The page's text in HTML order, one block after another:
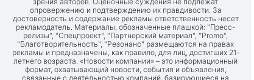
опровержению и подтверждению их правдивости. За
достоверность и содержание рекламы ответственность несет
рекламодатель. Материалы, обозначенные плашкой: "Пресс-
релизы", "Спецпроект", "Партнерский материал", "Promo",
"Благотворительность", "Резонанс" размещаются на правах
рекламы и предназначены, как правило, для лиц, достигших 21-
летнего возраста. «Новости компании» – это информационный
формат, охватывающий новости, события и объявления,
связанные с деятельностью компаний, базирующиеся на